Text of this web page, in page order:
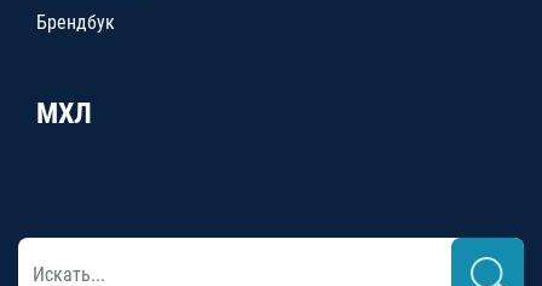
Брендбук
МХЛ